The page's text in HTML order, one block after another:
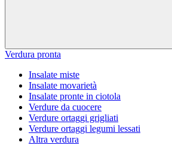
Verdura pronta
Insalate miste
Insalate movarietà
Insalate pronte in ciotola
Verdure da cuocere
Verdure ortaggi grigliati
Verdure ortaggi legumi lessati
Altra verdura